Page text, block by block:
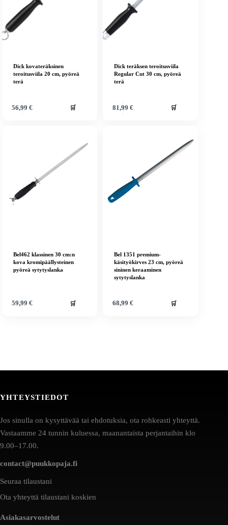
Dick kovateräksinen
teroitusviila 20 cm, pyöreä
terä
56,99 € 🛒
Dick teräksen teroitusviila
Regular Cut 30 cm, pyöreä
terä
81,99 € 🛒
Bel462 klassinen 30 cm:n
kova kromipäällysteinen
pyöreä sytytyslanka
59,99 € 🛒
Bel 1351 premium-
käsityökirves 23 cm, pyöreä
sininen keraaminen
sytytyslanka
68,99 € 🛒
YHTEYSTIEDOT
Jos sinulla on kysyttävää tai ehdotuksia, ota rohkeasti yhteyttä.
Vastaamme 24 tunnin kuluessa, maanantaista perjantaihin klo
9.00–17.00.
contact@puukkopaja.fi
Seuraa tilaustani
Ota yhteyttä tilaustani koskien
Asiakasarvostelut